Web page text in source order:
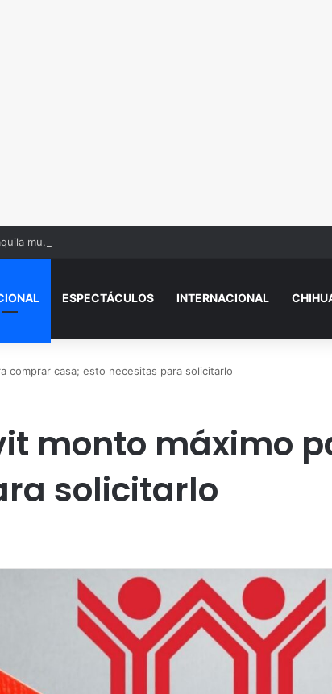
mu.rió aplastado por máquinas
ESPECTÁCULOS INTERNACIONAL
comprar casa; esto necesitas para solicitarlo
monto máximo
solicitarlo